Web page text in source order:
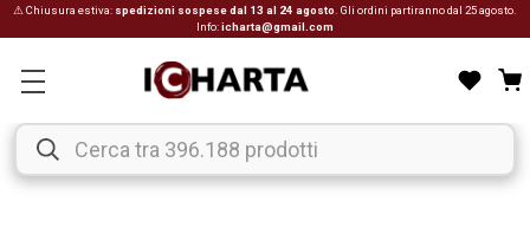
⚠ Chiusura estiva: spedizioni sospese dal 13 al 24 agosto . Gli ordini partiranno dal 25 agosto.
Info:icharta@gmail.com